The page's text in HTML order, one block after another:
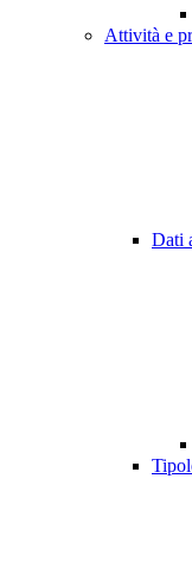
Attività e
Dati